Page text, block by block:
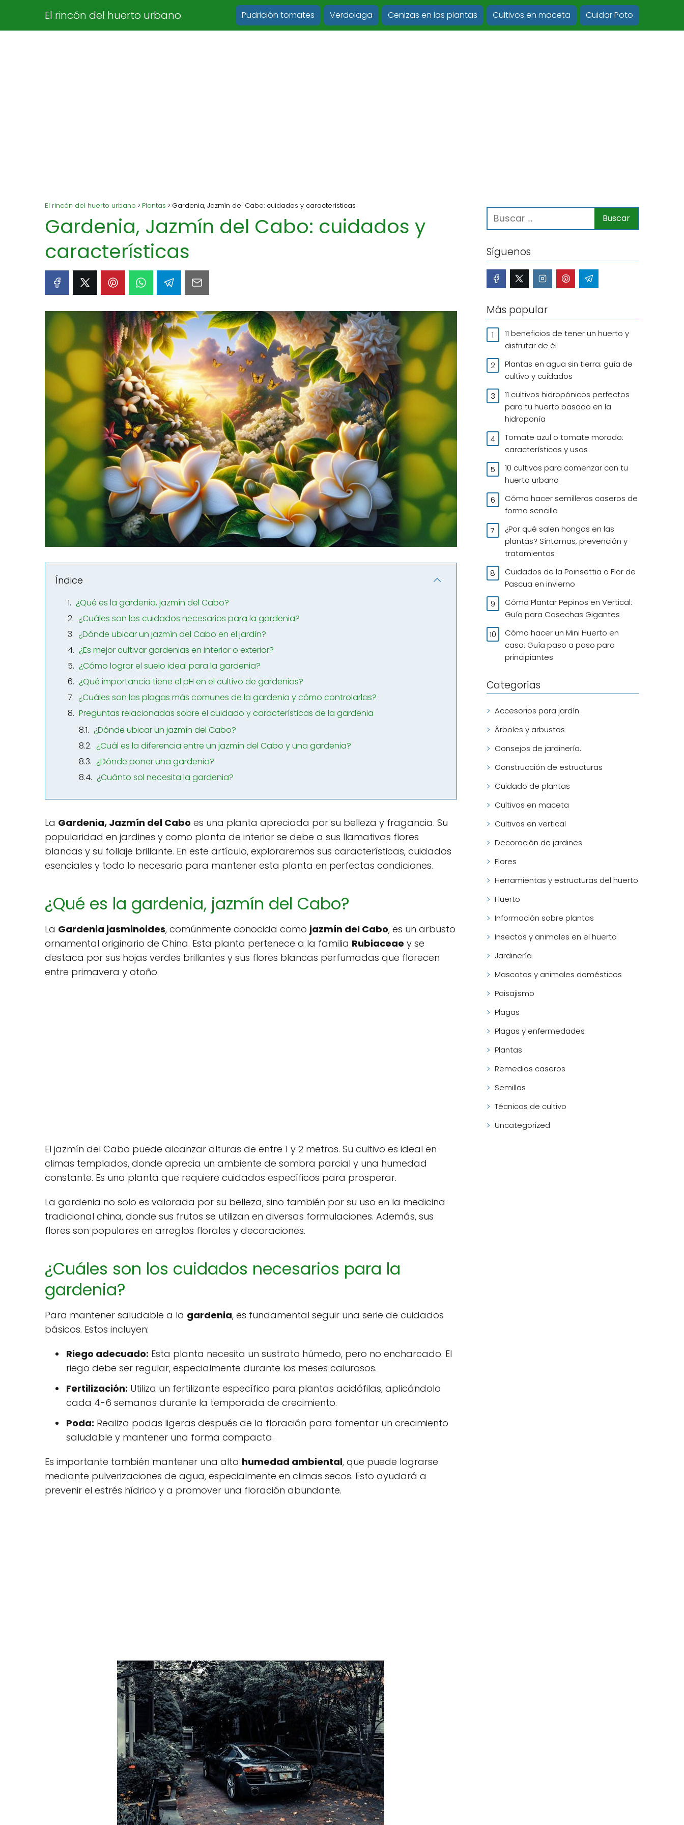
El rincón del huerto urbano Pudrición tomates Verdolaga Cenizas en las plantas Cultivos en maceta Cuidar Poto
El rincón del huerto urbano Plantas Gardenia, Jazmín del Cabo: cuidados y características
Gardenia, Jazmín del Cabo: cuidados y
características
Índice
¿Qué es la gardenia, jazmín del Cabo?
¿Cuáles son los cuidados necesarios para la gardenia?
¿Dónde ubicar un jazmín del Cabo en el jardín?
¿Es mejor cultivar gardenias en interior o exterior?
¿Cómo lograr el suelo ideal para la gardenia?
¿Qué importancia tiene el pH en el cultivo de gardenias?
¿Cuáles son las plagas más comunes de la gardenia y cómo controlarlas?
Preguntas relacionadas sobre el cuidado y características de la gardenia
¿Dónde ubicar un jazmín del Cabo?
¿Cuál es la diferencia entre un jazmín del Cabo y una gardenia?
¿Dónde poner una gardenia?
¿Cuánto sol necesita la gardenia?
La Gardenia, Jazmín del Cabo es una planta apreciada por su belleza y fragancia. Su
popularidad en jardines y como planta de interior se debe a sus llamativas flores
blancas y su follaje brillante. En este artículo, exploraremos sus características, cuidados
esenciales y todo lo necesario para mantener esta planta en perfectas condiciones.
¿Qué es la gardenia, jazmín del Cabo?
La Gardenia jasminoides, comúnmente conocida como jazmín del Cabo, es un arbusto
ornamental originario de China. Esta planta pertenece a la familia Rubiaceae y se
destaca por sus hojas verdes brillantes y sus flores blancas perfumadas que florecen
entre primavera y otoño.
El jazmín del Cabo puede alcanzar alturas de entre 1 y 2 metros. Su cultivo es ideal en
climas templados, donde aprecia un ambiente de sombra parcial y una humedad
constante. Es una planta que requiere cuidados específicos para prosperar.
La gardenia no solo es valorada por su belleza, sino también por su uso en la medicina
tradicional china, donde sus frutos se utilizan en diversas formulaciones. Además, sus
flores son populares en arreglos florales y decoraciones.
¿Cuáles son los cuidados necesarios para la
gardenia?
Para mantener saludable a la gardenia, es fundamental seguir una serie de cuidados
básicos. Estos incluyen:
Riego adecuado: Esta planta necesita un sustrato húmedo, pero no encharcado. El
riego debe ser regular, especialmente durante los meses calurosos.
Fertilización: Utiliza un fertilizante específico para plantas acidófilas, aplicándolo
cada 4-6 semanas durante la temporada de crecimiento.
Poda: Realiza podas ligeras después de la floración para fomentar un crecimiento
saludable y mantener una forma compacta.
Es importante también mantener una alta humedad ambiental, que puede lograrse
mediante pulverizaciones de agua, especialmente en climas secos. Esto ayudará a
prevenir el estrés hídrico y a promover una floración abundante.
Síguenos
Más popular
11 beneficios de tener un huerto y
disfrutar de él
Plantas en agua sin tierra: guía de
cultivo y cuidados
11 cultivos hidropónicos perfectos
para tu huerto basado en la
hidroponía
Tomate azul o tomate morado:
características y usos
10 cultivos para comenzar con tu
huerto urbano
Cómo hacer semilleros caseros de
forma sencilla
¿Por qué salen hongos en las
plantas? Síntomas, prevención y
tratamientos
Cuidados de la Poinsettia o Flor de
Pascua en invierno
Cómo Plantar Pepinos en Vertical:
Guía para Cosechas Gigantes
Cómo hacer un Mini Huerto en
casa: Guía paso a paso para
principiantes
Categorías
Accesorios para jardín
Árboles y arbustos
Consejos de jardinería.
Construcción de estructuras
Cuidado de plantas
Cultivos en maceta
Cultivos en vertical
Decoración de jardines
Flores
Herramientas y estructuras del huerto
Huerto
Información sobre plantas
Insectos y animales en el huerto
Jardinería
Mascotas y animales domésticos
Paisajismo
Plagas
Plagas y enfermedades
Plantas
Remedios caseros
Semillas
Técnicas de cultivo
Uncategorized